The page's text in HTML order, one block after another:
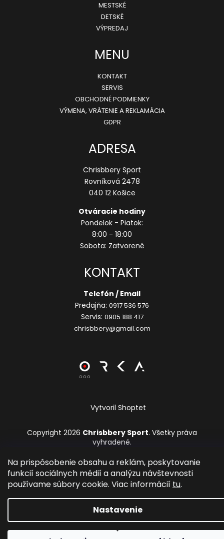
Na prispôsobenie obsahu a reklám, poskytovanie
funkcií sociálnych médií a analýzu návštevnosti
používame súbory cookie. Viac informácií tu.
Nastavenie
MESTSKÉ
DETSKÉ
VÝPREDAJ
MENU
KONTAKT
SERVIS
OBCHODNÉ PODMIENKY
VÝMENA, VRÁTENIE A REKLAMÁCIA
GDPR
ADRESA
Chrisbbery Sport
Rovníková 2478
040 12 Košice
Otváracie hodiny
Pondelok - Piatok:
8:00 - 18:00
Sobota: Zatvorené
KONTAKT
Telefón / Email
Predajňa: 0917 536 576
Servis: 0905 188 417
chrisbbery@gmail.com
Vytvoril Shoptet
Copyright 2026 Chrisbbery Sport. Všetky práva
vyhradené.
Upraviť nastavenie cookies